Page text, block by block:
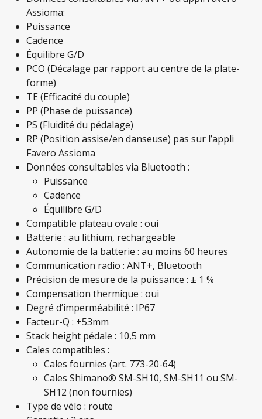
Assioma:
Puissance
Cadence
Équilibre G/D
PCO (Décalage par rapport au centre de la plate-
forme)
TE (Efficacité du couple)
PP (Phase de puissance)
PS (Fluidité du pédalage)
RP (Position assise/en danseuse) pas sur l’appli
Favero Assioma
Données consultables via Bluetooth :
Puissance
Cadence
Équilibre G/D
Compatible plateau ovale : oui
Batterie : au lithium, rechargeable
Autonomie de la batterie : au moins 60 heures
Communication radio : ANT+, Bluetooth
Précision de mesure de la puissance : ± 1 %
Compensation thermique : oui
Degré d’imperméabilité : IP67
Facteur-Q : +53mm
Stack height pédale : 10,5 mm
Cales compatibles :
Cales fournies (art. 773-20-64)
Cales Shimano® SM-SH10, SM-SH11 ou SM-
SH12 (non fournies)
Type de vélo : route